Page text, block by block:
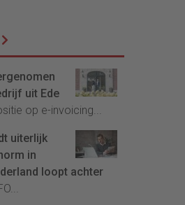
uit Ede
op e-invoicing...
uiterlijk
in
loopt achter